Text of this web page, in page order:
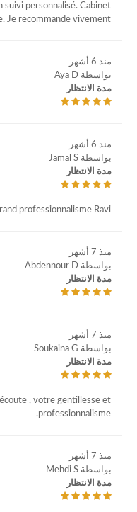
suivi personnalisé. Cabinet
Je recommande vivement.
منذ 6 أشهر
بواسطة Aya D
مدة الانتظار
منذ 6 أشهر
بواسطة Jamal S
مدة الانتظار
professionnalisme Ravi
منذ 7 أشهر
بواسطة Abdennour D
مدة الانتظار
منذ 7 أشهر
بواسطة Soukaina G
مدة الانتظار
, votre gentillesse et
professionnalisme.
منذ 7 أشهر
بواسطة Mehdi S
مدة الانتظار